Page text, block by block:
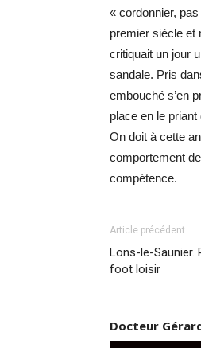
« cordonnier,
premier siècle et
critiquait un jour
sandale. Pris
embouché s’en
place en le
On doit à cette
comportement
compétence.
Article précédent
Lons-le-Saunier.
foot loisir
Docteur